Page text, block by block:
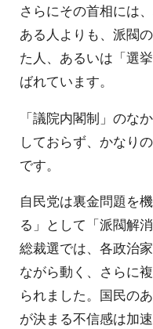
さらにその首相には
ある人よりも、派閥
た人、あるいは「選
ばれています。
「議院内閣制」のな
しておらず、かなり
です。
自民党は裏金問題を
る」として「派閥解
総裁選では、各政治
ながら動く、さらに
られました。国民の
が決まる不信感は加